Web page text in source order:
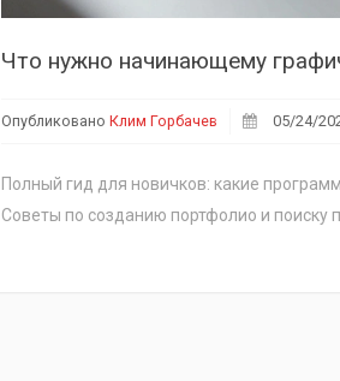
Опубликовано Клим Горбачев 05/24/
Полный гид для новичков: какие
Советы по созданию портфолио и поиску